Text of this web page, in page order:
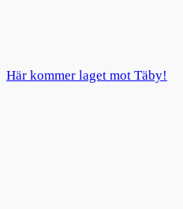
Här kommer laget mot Täby!